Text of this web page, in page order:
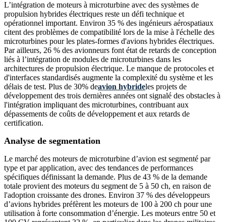
L’intégration de moteurs à microturbine avec des systèmes de
propulsion hybrides électriques reste un défi technique et
opérationnel important. Environ 35 % des ingénieurs aérospatiaux
citent des problèmes de compatibilité lors de la mise à l'échelle des
microturbines pour les plates-formes d'avions hybrides électriques.
Par ailleurs, 26 % des avionneurs font état de retards de conception
liés à l’intégration de modules de microturbines dans les
architectures de propulsion électrique. Le manque de protocoles et
d'interfaces standardisés augmente la complexité du système et les
délais de test. Plus de 30% deavion hybrideles projets de
développement des trois dernières années ont signalé des obstacles à
l'intégration impliquant des microturbines, contribuant aux
dépassements de coûts de développement et aux retards de
certification.
Analyse de segmentation
Le marché des moteurs de microturbine d’avion est segmenté par
type et par application, avec des tendances de performances
spécifiques définissant la demande. Plus de 43 % de la demande
totale provient des moteurs du segment de 5 à 50 ch, en raison de
l'adoption croissante des drones. Environ 37 % des développeurs
d’avions hybrides préfèrent les moteurs de 100 à 200 ch pour une
utilisation à forte consommation d’énergie. Les moteurs entre 50 et